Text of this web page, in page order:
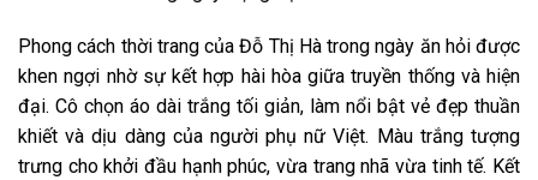
Phong cách thời trang của Đỗ Thị Hà trong ngày ăn hỏi được
khen ngợi nhờ sự kết hợp hài hòa giữa truyền thống và hiện
đại. Cô chọn áo dài trắng tối giản, làm nổi bật vẻ đẹp thuần
khiết và dịu dàng của người phụ nữ Việt. Màu trắng tượng
trưng cho khởi đầu hạnh phúc, vừa trang nhã vừa tinh tế. Kết